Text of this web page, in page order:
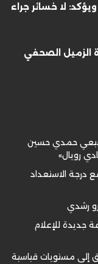
لا خسائر جراء
الزميل الصحفي
ربيعي حمدي حسين
رويال»
درجة الاستعداد
رشدي
جديدة للإعلام
إلى مستويات قياسية